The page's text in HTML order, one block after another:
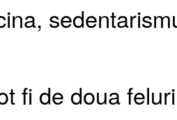
fi de doua